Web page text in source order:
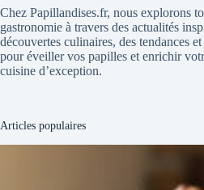
Chez Papillandises.fr, nous explorons
gastronomie à travers des actualités
découvertes culinaires, des tendances
pour éveiller vos papilles et enrichir
cuisine d’exception.
Articles populaires